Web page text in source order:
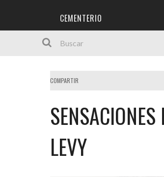
CEMENTERIO
COMPARTIR
LEVY